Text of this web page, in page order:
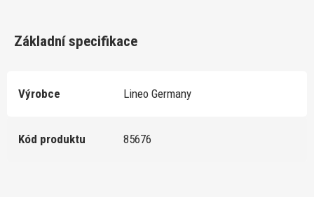
Základní specifikace
Výrobce Lineo Germany
Kód produktu 85676